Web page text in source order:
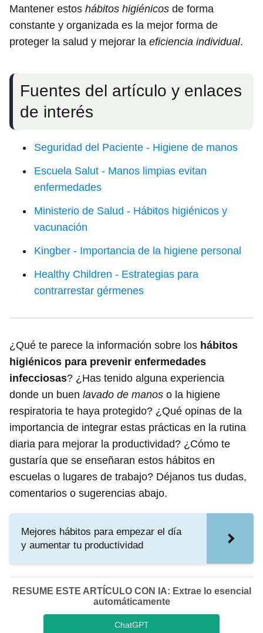
Mantener estos hábitos higiénicos de forma
constante y organizada es la mejor forma de
proteger la salud y mejorar la eficiencia individual.
Fuentes del artículo y enlaces
de interés
Seguridad del Paciente - Higiene de manos
Escuela Salut - Manos limpias evitan
enfermedades
Ministerio de Salud - Hábitos higiénicos y
vacunación
Kingber - Importancia de la higiene personal
Healthy Children - Estrategias para
contrarrestar gérmenes
¿Qué te parece la información sobre los hábitos
higiénicos para prevenir enfermedades
infecciosas? ¿Has tenido alguna experiencia
donde un buen lavado de manos o la higiene
respiratoria te haya protegido? ¿Qué opinas de la
importancia de integrar estas prácticas en la rutina
diaria para mejorar la productividad? ¿Cómo te
gustaría que se enseñaran estos hábitos en
escuelas o lugares de trabajo? Déjanos tus dudas,
comentarios o sugerencias abajo.
Mejores hábitos para empezar el día
y aumentar tu productividad
RESUME ESTE ARTÍCULO CON IA: Extrae lo esencial
automáticamente
ChatGPT